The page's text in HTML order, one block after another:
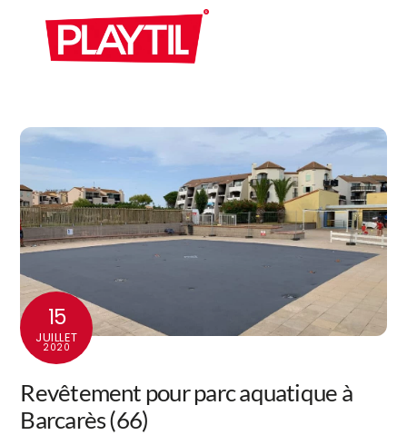
content
15
JUILLET
2020
Revêtement pour parc aquatique à
Barcarès (66)